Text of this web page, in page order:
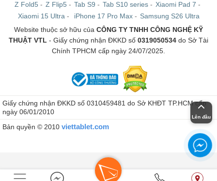
Z Fold5 - Z Flip5 - Tab S9 - Tab S10 series - Xiaomi Pad 7 -
Xiaomi 15 Ultra- iPhone 17 Pro Max- Samsung S26 Ultra
Website thuộc sở hữu của CÔNG TY TNHH CÔNG NGHỆ KỸ
THUẬT VTL - Giấy chứng nhận ĐKKD số 0319050534 do Sở Tài
Chính TPHCM cấp ngày 24/07/2025.
Giấy chứng nhận ĐKKD số 0310459481 do Sở KHĐT TP.HCM cấp
ngày 06/01/2010
Bản quyền © 2010 viettablet.com
Lên đầu